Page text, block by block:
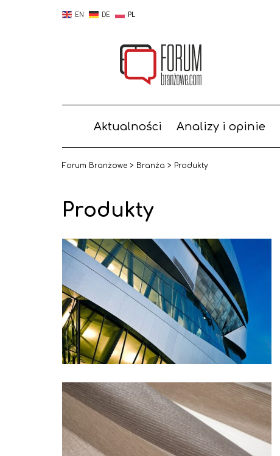
EN DE PL
Aktualności Analizy i opinie
Forum Branżowe > Branża > Produkty
Produkty